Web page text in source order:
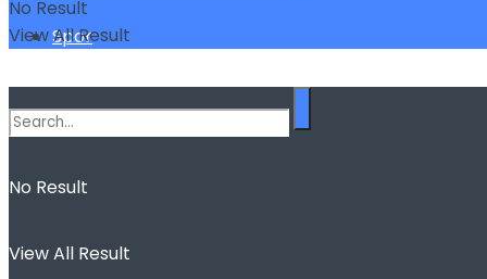
Spor
No Result
View All Result
No Result
View All Result